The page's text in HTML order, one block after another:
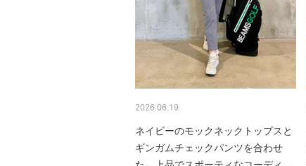
2026.06.19
ネイビーのモックネックトップスと
ギンガムチェックパンツを合わせ